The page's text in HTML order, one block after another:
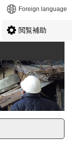
Foreign language
閲覧補助